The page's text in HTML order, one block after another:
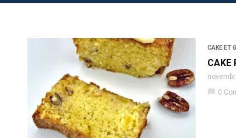
CAKE ET
CAKE
chat_bubble 0